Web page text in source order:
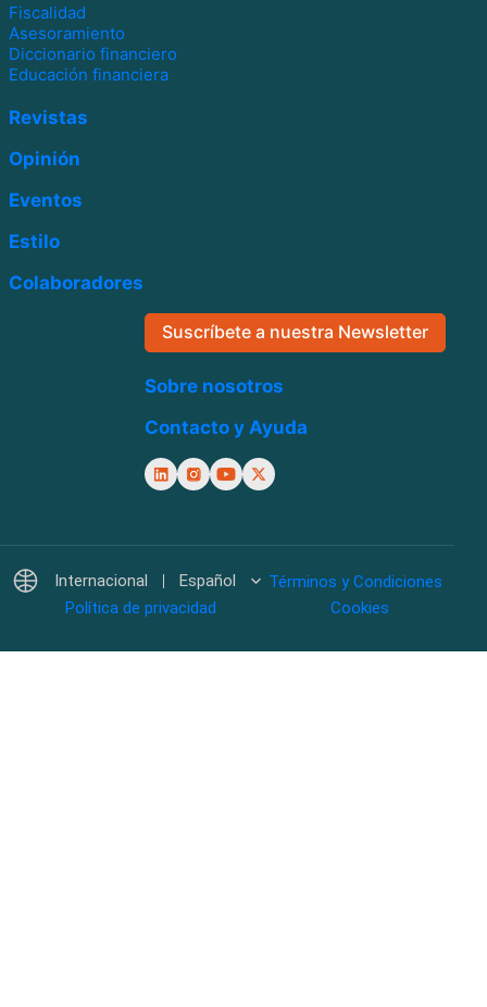
Fiscalidad
Asesoramiento
Diccionario financiero
Educación financiera
Revistas
Opinión
Eventos
Estilo
Colaboradores
Suscríbete a nuestra Newsletter
Sobre nosotros
Contacto y Ayuda
Internacional Español
Términos y Condiciones
Política de privacidad
Cookies